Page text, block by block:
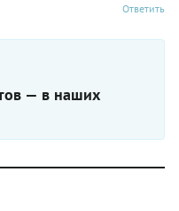
Ответить
— в наших